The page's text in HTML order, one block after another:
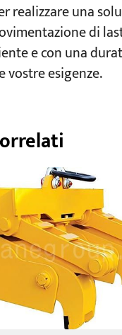
realizzare una
di
e con una
vostre esigenze.